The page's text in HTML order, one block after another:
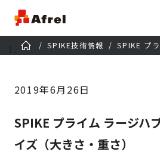
SPIKE技術情報 SPIKE プ
2019年6月26日
SPIKE プライム ラージハ
イズ（大きさ・重さ）